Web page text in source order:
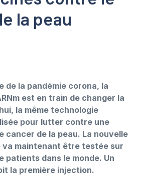
la peau
de la pandémie corona, la
est en train de changer la
la même technologie
pour lutter contre une
cancer de la peau. La nouvelle
va maintenant être testée sur
patients dans le monde. Un
la première injection.